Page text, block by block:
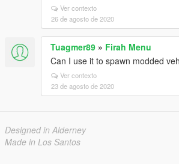
Ver contexto
26 de agosto de 2020
Tuagmer89 » Firah Menu
Can I use it to spawn modded
Ver contexto
23 de agosto de 2020
Designed in Alderney
Made in Los Santos